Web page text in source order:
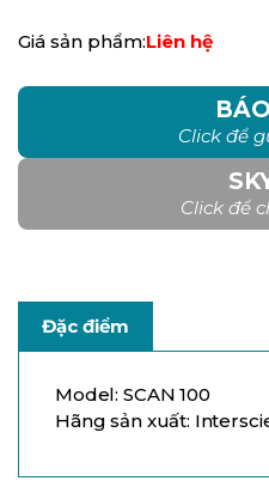
Giá sản phẩm:Liên hệ
Click để
Click để
Đặc điểm
Model: SCAN 100
Hãng sản xuất: